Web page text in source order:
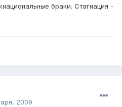
браки. Стагнация -
2009